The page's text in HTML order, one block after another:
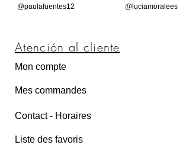
@paulafuentes12 @luciamoralees
Atención al cliente
Mon compte
Mes commandes
Contact - Horaires
Liste des favoris